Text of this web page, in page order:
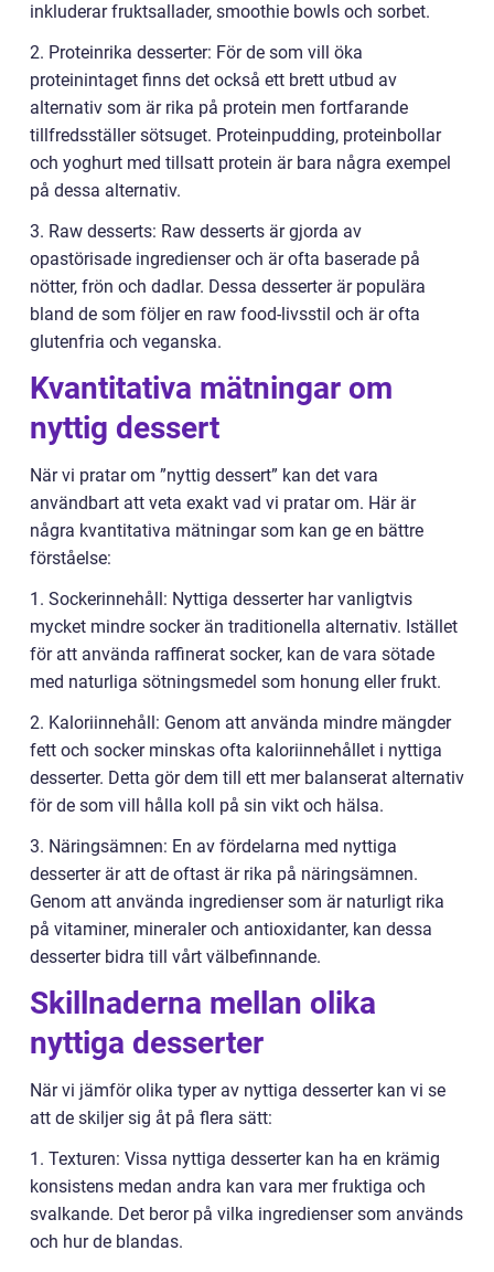
inkluderar fruktsallader, smoothie bowls och sorbet.
2. Proteinrika desserter: För de som vill öka
proteinintaget finns det också ett brett utbud av
alternativ som är rika på protein men fortfarande
tillfredsställer sötsuget. Proteinpudding, proteinbollar
och yoghurt med tillsatt protein är bara några exempel
på dessa alternativ.
3. Raw desserts: Raw desserts är gjorda av
opastörisade ingredienser och är ofta baserade på
nötter, frön och dadlar. Dessa desserter är populära
bland de som följer en raw food-livsstil och är ofta
glutenfria och veganska.
Kvantitativa mätningar om
nyttig dessert
När vi pratar om ”nyttig dessert” kan det vara
användbart att veta exakt vad vi pratar om. Här är
några kvantitativa mätningar som kan ge en bättre
förståelse:
1. Sockerinnehåll: Nyttiga desserter har vanligtvis
mycket mindre socker än traditionella alternativ. Istället
för att använda raffinerat socker, kan de vara sötade
med naturliga sötningsmedel som honung eller frukt.
2. Kaloriinnehåll: Genom att använda mindre mängder
fett och socker minskas ofta kaloriinnehållet i nyttiga
desserter. Detta gör dem till ett mer balanserat alternativ
för de som vill hålla koll på sin vikt och hälsa.
3. Näringsämnen: En av fördelarna med nyttiga
desserter är att de oftast är rika på näringsämnen.
Genom att använda ingredienser som är naturligt rika
på vitaminer, mineraler och antioxidanter, kan dessa
desserter bidra till vårt välbefinnande.
Skillnaderna mellan olika
nyttiga desserter
När vi jämför olika typer av nyttiga desserter kan vi se
att de skiljer sig åt på flera sätt:
1. Texturen: Vissa nyttiga desserter kan ha en krämig
konsistens medan andra kan vara mer fruktiga och
svalkande. Det beror på vilka ingredienser som används
och hur de blandas.